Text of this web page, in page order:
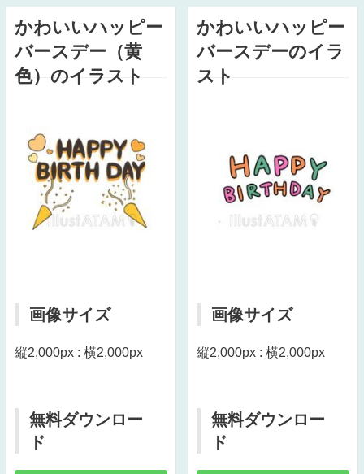
かわいいハッピー
バースデー（黄
色）のイラスト
画像サイズ
縦2,000px : 横2,000px
無料ダウンロー
ド
かわいいハッピー
バースデーのイラ
スト
画像サイズ
縦2,000px : 横2,000px
無料ダウンロー
ド